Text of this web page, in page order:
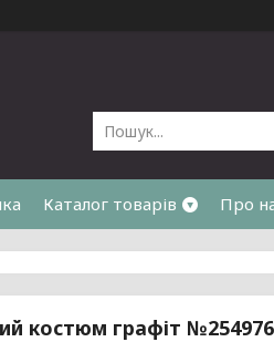
Каталог товарів Про
костюм графіт №254976